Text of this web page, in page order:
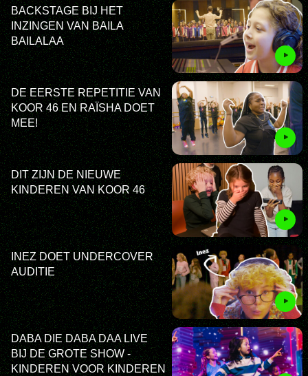
BACKSTAGE BIJ HET
INZINGEN VAN BAILA
BAILALAA
DE EERSTE REPETITIE VAN
KOOR 46 EN RAÏSHA DOET
MEE!
DIT ZIJN DE NIEUWE
KINDEREN VAN KOOR 46
INEZ DOET UNDERCOVER
AUDITIE
DABA DIE DABA DAA LIVE
BIJ DE GROTE SHOW -
KINDEREN VOOR KINDEREN